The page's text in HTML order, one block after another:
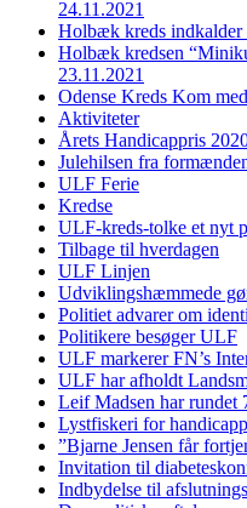
24.11.2021
Holbæk kreds indkalder
Holbæk kredsen
23.11.2021
Odense Kreds Kom
Aktiviteter
Årets Handicappris
Julehilsen fra
ULF Ferie
Kredse
ULF-kreds-tolke et nyt
Tilbage til hverdagen
ULF Linjen
Udviklingshæmmede
Politiet advarer om
Politikere besøger ULF
ULF markerer FN’s
ULF har afholdt
Leif Madsen har rundet
Lystfiskeri for
”Bjarne Jensen får
Invitation til
Indbydelse til